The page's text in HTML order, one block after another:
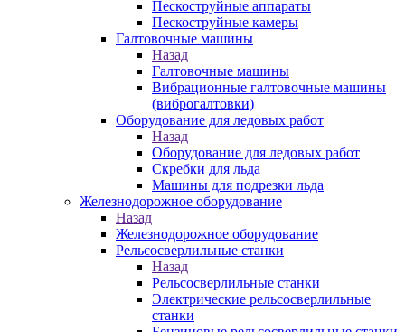
Пескоструйные аппараты
Пескоструйные камеры
Галтовочные машины
Назад
Галтовочные машины
Вибрационные галтовочные машины
(виброгалтовки)
Оборудование для ледовых работ
Назад
Оборудование для ледовых работ
Скребки для льда
Машины для подрезки льда
Железнодорожное оборудование
Назад
Железнодорожное оборудование
Рельсосверлильные станки
Назад
Рельсосверлильные станки
Электрические рельсосверлильные
станки